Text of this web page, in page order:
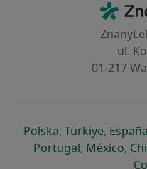
ul.
01-217
Polskase otevře v
, Türkiyese
, España
Portugalse otevře v
, Méxicose
,